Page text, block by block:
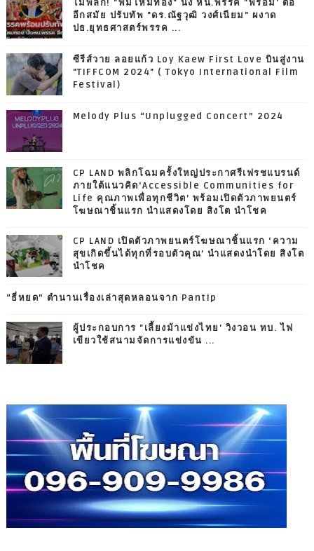
ไม่พลิก! "พิมไหมทอง" นั่ง หน.พรรค "พร้อม' ต่อ
อีกสมัย ปรับทัพ "ดร.ณัฐวุฒิ วงศ์เนียม" ผงาด
ปธ.ยุทธศาสตร์พรรค ...
ซีรีส์วาย ลอยแก้ว Loy Kaew First Love บินสู่งาน
"TIFFCOM 2024" ( Tokyo International Film
Festival)
Melody Plus “Unplugged Concert” 2024
CP LAND พลิกโฉมครั้งใหญ่ประกาศรีเฟรชแบรนด์
ภายใต้แนวคิด‘Accessible Communities for
Life คุณภาพเพื่อทุกชีวิต’ พร้อมเปิดตัวภาพยนตร์
โฆษณาชิ้นแรก นำแสดงโดย สิงโต นำโชค
CP LAND เปิดตัวภาพยนตร์โฆษณาชิ้นแรก ‘ความ
สุขเกิดขึ้นได้ทุกที่รอบตัวคุณ’ นำแสดงนำโดย สิงโต
นำโชค
“ธี่หยด” ตำนานเรื่องเล่าสุดหลอนจาก Pantip
ผู้ประกอบการ "เลี้ยงม้าแข่งไทย' วิงวอน ทบ. ไฟ
เขียวใช้สนามจัดการแข่งขัน ...